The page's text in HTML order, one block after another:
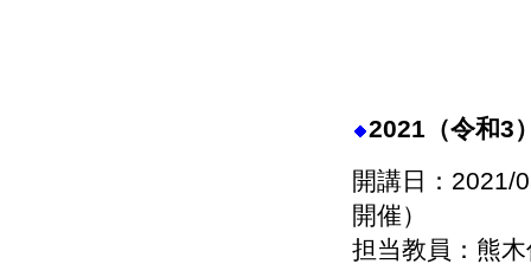
2021（令和3
開講日：2021/
開催）
担当教員：熊